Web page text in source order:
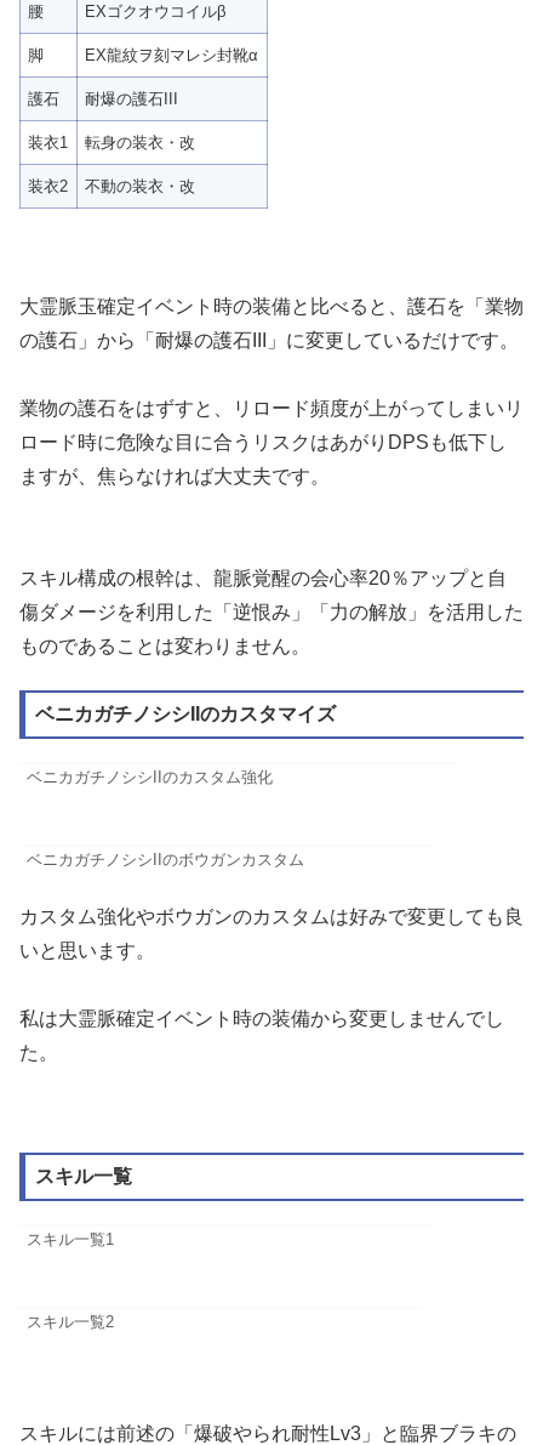
腰 EXゴクオウコイルβ
脚 EX龍紋ヲ刻マレシ封靴α
護石 耐爆の護石III
装衣1 転身の装衣・改
装衣2 不動の装衣・改
大霊脈玉確定イベント時の装備と比べると、護石を「業物
の護石」から「耐爆の護石III」に変更しているだけです。
業物の護石をはずすと、リロード頻度が上がってしまいリ
ロード時に危険な目に合うリスクはあがりDPSも低下し
ますが、焦らなければ大丈夫です。
スキル構成の根幹は、龍脈覚醒の会心率20％アップと自
傷ダメージを利用した「逆恨み」「力の解放」を活用した
ものであることは変わりません。
ベニカガチノシシIIのカスタマイズ
ベニカガチノシシIIのカスタム強化
ベニカガチノシシIIのボウガンカスタム
カスタム強化やボウガンのカスタムは好みで変更しても良
いと思います。
私は大霊脈確定イベント時の装備から変更しませんでし
た。
スキル一覧
スキル一覧1
スキル一覧2
スキルには前述の「爆破やられ耐性Lv3」と臨界ブラキの